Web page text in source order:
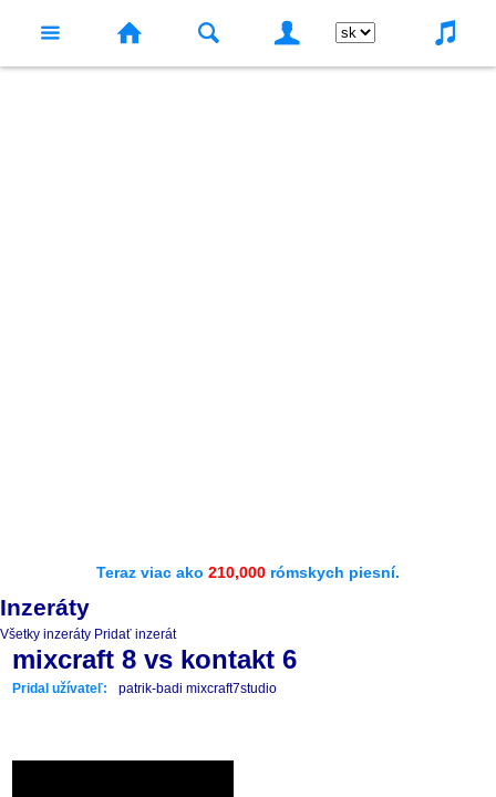
Teraz viac ako 210,000 rómskych piesní.
Inzeráty
Všetky inzeráty Pridať inzerát
mixcraft 8 vs kontakt 6
Pridal užívateľ: patrik-badi mixcraft7studio